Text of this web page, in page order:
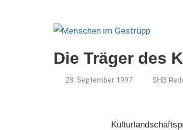
Die Träger des
28. September 1997 SHB